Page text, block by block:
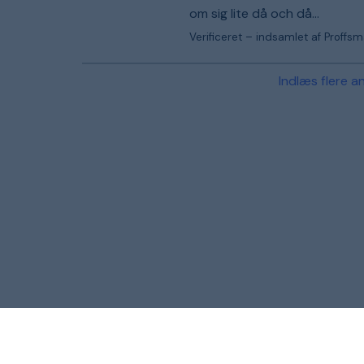
om sig lite då och då...
Verificeret – indsamlet af
Indlæs flere